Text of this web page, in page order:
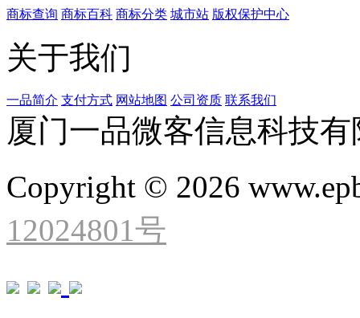
商标查询 商标百科 商标分类 城市站 版权保护中心
关于我们
一品简介 支付方式 网站地图 公司资质 联系我们
厦门一品微客信息科技
Copyright © 2026
12024801号